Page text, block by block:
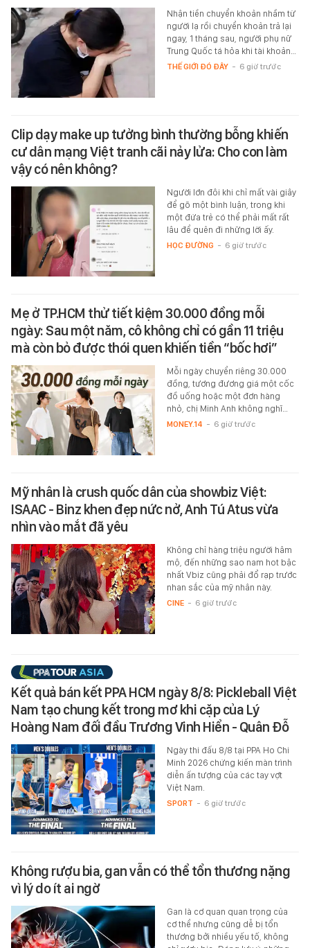
Nhận tiền chuyển khoản nhầm từ
người lạ rồi chuyển khoản trả lại
ngay, 1 tháng sau, người phụ nữ
Trung Quốc tá hỏa khi tài khoản…
THẾ GIỚI ĐÓ ĐÂY - 6 giờ trước
Clip dạy make up tưởng bình thường bỗng khiến
cư dân mạng Việt tranh cãi nảy lửa: Cho con làm
vậy có nên không?
Người lớn đôi khi chỉ mất vài giây
để gõ một bình luận, trong khi
một đứa trẻ có thể phải mất rất
lâu để quên đi những lời ấy.
HỌC ĐƯỜNG - 6 giờ trước
Mẹ ở TP.HCM thử tiết kiệm 30.000 đồng mỗi
ngày: Sau một năm, cô không chỉ có gần 11 triệu
mà còn bỏ được thói quen khiến tiền “bốc hơi”
Mỗi ngày chuyển riêng 30.000
đồng, tương đương giá một cốc
đồ uống hoặc một đơn hàng
nhỏ, chị Minh Anh không nghĩ…
MONEY.14 - 6 giờ trước
Mỹ nhân là crush quốc dân của showbiz Việt:
ISAAC - Binz khen đẹp nức nở, Anh Tú Atus vừa
nhìn vào mắt đã yêu
Không chỉ hàng triệu người hâm
mộ, đến những sao nam hot bậc
nhất Vbiz cũng phải đổ rạp trước
nhan sắc của mỹ nhân này.
CINE - 6 giờ trước
Kết quả bán kết PPA HCM ngày 8/8: Pickleball Việt
Nam tạo chung kết trong mơ khi cặp của Lý
Hoàng Nam đối đầu Trương Vinh Hiển - Quân Đỗ
Ngày thi đấu 8/8 tại PPA Ho Chi
Minh 2026 chứng kiến màn trình
diễn ấn tượng của các tay vợt
Việt Nam.
SPORT - 6 giờ trước
Không rượu bia, gan vẫn có thể tổn thương nặng
vì lý do ít ai ngờ
Gan là cơ quan quan trọng của
cơ thể nhưng cũng dễ bị tổn
thương bởi nhiều yếu tố, không